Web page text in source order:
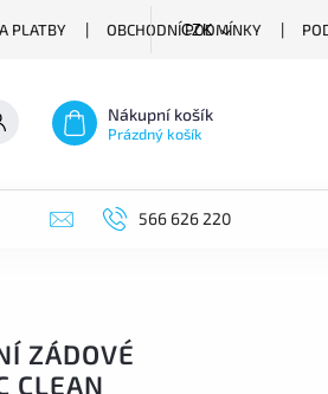
PLATBY OBCHODNÍ PODMÍNKY
CZK
Nákupní košík
Prázdný košík
566 626 220
ZÁDOVÉ
CLEAN